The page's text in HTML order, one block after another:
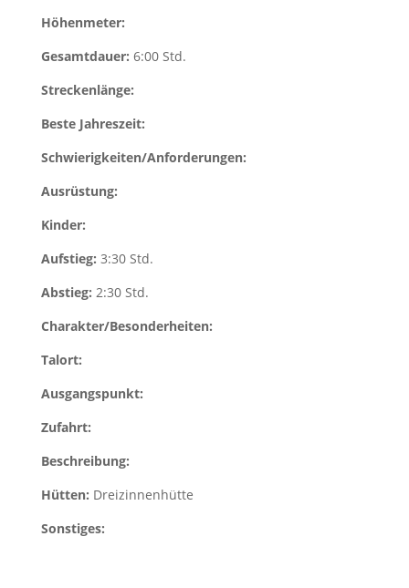
Höhenmeter:
Gesamtdauer: 6:00 Std.
Streckenlänge:
Beste Jahreszeit:
Schwierigkeiten/Anforderungen:
Ausrüstung:
Kinder:
Aufstieg: 3:30 Std.
Abstieg: 2:30 Std.
Charakter/Besonderheiten:
Talort:
Ausgangspunkt:
Zufahrt:
Beschreibung:
Hütten: Dreizinnenhütte
Sonstiges: